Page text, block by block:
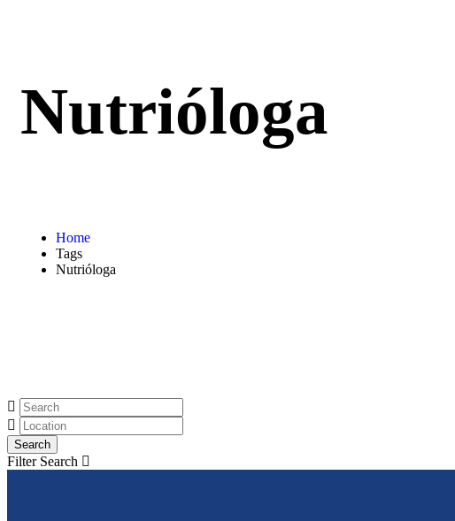
Nutrióloga
Home
Tags
Nutrióloga
Filter Search